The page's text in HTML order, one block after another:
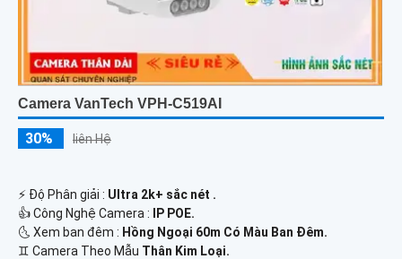
Camera VanTech VPH-C519AI
30% liên Hệ
️⚡ Độ Phân giải : Ultra 2k+ sắc nét .
👍 Công Nghệ Camera :
IP POE.
🌜 Xem ban đêm : Hồng Ngoại 60m Có Màu Ban Đêm.
♊ Camera Theo Mẫu Thân Kim Loại.